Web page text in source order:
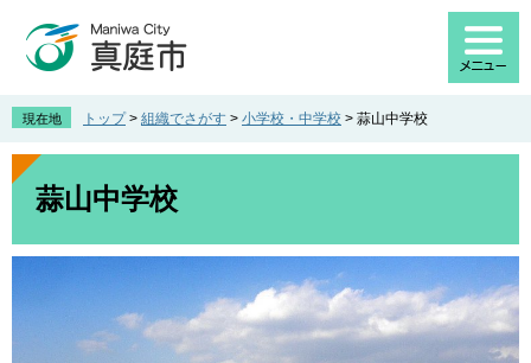
先
す
を
し
文
現在地 トップ > 組織でさがす > 小学校・中学校 > 蒜山中学校
本
蒜山中学校